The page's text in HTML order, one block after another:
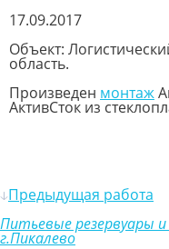
17.09.2017
Объект:
область.
Произведен монтаж
АктивСток из
Предыдущая работа
Питьевые резервуары
г.Пикалево